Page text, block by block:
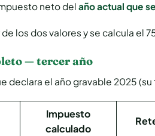
neto delaño actual que
los dos valores y se calcula el
— tercer año
declara el año gravable 2025 (su
Impuesto
calculado